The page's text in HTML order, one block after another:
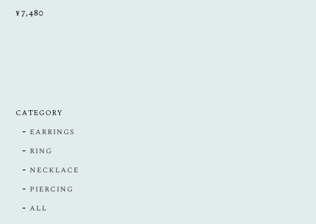
¥7,480
CATEGORY
earrings
ring
necklace
piercing
all